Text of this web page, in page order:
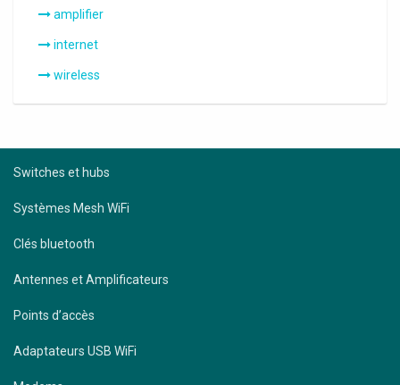
amplifier
internet
wireless
Switches et hubs
Systèmes Mesh WiFi
Clés bluetooth
Antennes et Amplificateurs
Points d’accès
Adaptateurs USB WiFi